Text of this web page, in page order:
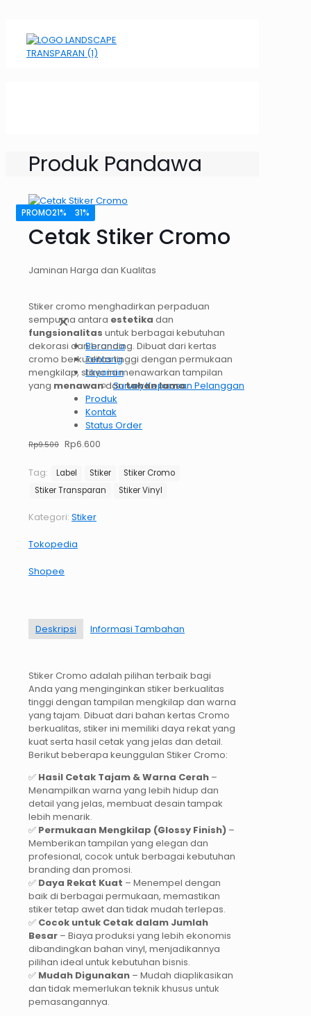
✕
Beranda
Tentang
Layanan
Survey Kepuasan Pelanggan
Produk
Kontak
Status Order
Produk Pandawa
PROMO31%
Cetak Stiker Cromo
Jaminan Harga dan Kualitas
Stiker cromo menghadirkan perpaduan
sempurna antara estetika dan
fungsionalitas untuk berbagai kebutuhan
dekorasi dan branding. Dibuat dari kertas
cromo berkualitas tinggi dengan permukaan
mengkilap, stiker ini menawarkan tampilan
yang menawandantahan lama.
Rp9.500 Harga
adalah:
Rp6.600
ini
Rp6.600.
Tag: Label Stiker
Stiker Cromo
Stiker Transparan
Stiker Vinyl
Kategori: Stiker
Tokopedia
Shopee
Deskripsi Informasi Tambahan
Stiker Cromo adalah pilihan terbaik bagi
Anda yang menginginkan stiker berkualitas
tinggi dengan tampilan mengkilap dan warna
yang tajam. Dibuat dari bahan kertas Cromo
berkualitas, stiker ini memiliki daya rekat yang
kuat serta hasil cetak yang jelas dan detail.
Berikut beberapa keunggulan Stiker Cromo:
✅ Hasil Cetak Tajam & Warna Cerah –
Menampilkan warna yang lebih hidup dan
detail yang jelas, membuat desain tampak
lebih menarik.
✅ Permukaan Mengkilap (Glossy Finish) –
Memberikan tampilan yang elegan dan
profesional, cocok untuk berbagai kebutuhan
branding dan promosi.
✅ Daya Rekat Kuat – Menempel dengan
baik di berbagai permukaan, memastikan
stiker tetap awet dan tidak mudah terlepas.
✅ Cocok untuk Cetak dalam Jumlah
Besar – Biaya produksi yang lebih ekonomis
dibandingkan bahan vinyl, menjadikannya
pilihan ideal untuk kebutuhan bisnis.
✅ Mudah Digunakan – Mudah diaplikasikan
dan tidak memerlukan teknik khusus untuk
pemasangannya.
PROMO12%
PROMO37%
PROMO13%
PROMO33%
PROMO21%